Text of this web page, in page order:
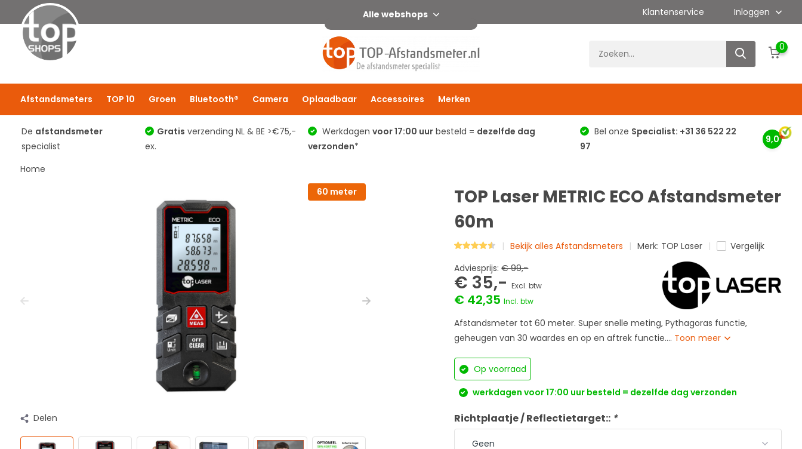
Alle webshops Klantenservice Inloggen
0
Afstandsmeters TOP 10 Groen Bluetooth® Camera Oplaadbaar Accessoires Merken
De afstandsmeter
specialist
Gratis verzending NL & BE >€75,-
ex.
Werkdagenvoor 17:00 uur besteld = dezelfde dag
verzonden*
Bel onze Specialist: +31 36 522 22
97
9,0
Home
60 meter
Delen
TOP Laser METRIC ECO Afstandsmeter
60m
Bekijk alles Afstandsmeters Merk: TOP Laser
Vergelijk
Adviesprijs:€ 99,-
€ 35,-Excl. btw
€ 42,35Incl. btw
Afstandsmeter tot 60 meter. Super snelle meting, Pythagoras functie,
geheugen van 30 waardes en op en aftrek functie.... Toon meer
Op voorraad
werkdagen voor 17:00 uur besteld = dezelfde dag verzonden
Richtplaatje / Reflectietarget:: *